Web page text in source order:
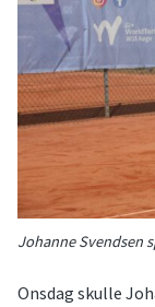
Johanne Svendsen
Onsdag skulle